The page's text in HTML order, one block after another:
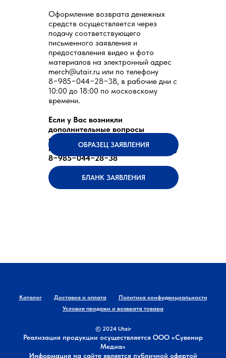
Оформление возврата денежных
средств осуществляется через
подачу соответствующего
письменного заявления и
предоставления видео и фото
материалов на электронный адрес
merch@utair.ru или по телефону
8−985−044−28−38, в рабочие дни с
10:00 до 18:00 по московскому
времени.
Если у Вас возникли
дополнительные вопросы
свяжитесь с нами по электронной
почте
merch@utair.ru, по телефону
8−985−044−28−38
БЛАНК ЗАЯВЛЕНИЯ
ОБРАЗЕЦ ЗАЯВЛЕНИЯ
Каталог Доставка и оплата
Политика конфиденциальности
Условия продажи и возврата товара
© 2024 Utair
Реализация продукции осуществляется ООО «Сувенир
Медиа»
Информация на сайте является публичной офертой